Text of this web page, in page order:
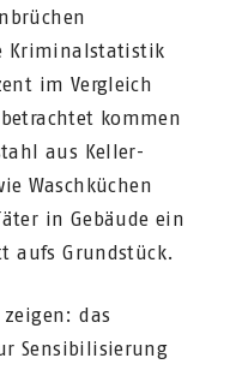
Kriminalstatistik
im Vergleich
kommen
aus Keller-
Waschküchen
in Gebäude ein
aufs Grundstück.
das
Sensibilisierung